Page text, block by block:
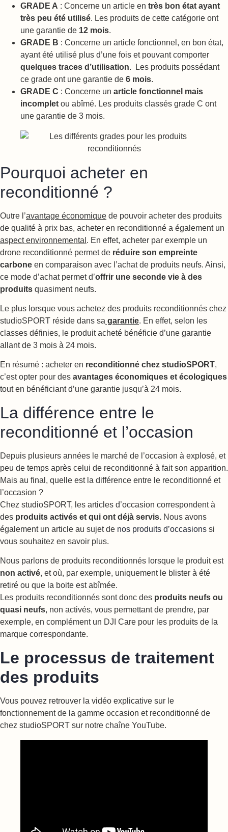
GRADE A : Concerne un article en très bon état ayant
très peu été utilisé. Les produits de cette catégorie ont
une garantie de 12 mois.
GRADE B : Concerne un article fonctionnel, en bon état,
ayant été utilisé plus d’une fois et pouvant comporter
quelques traces d’utilisation. Les produits possédant
ce grade ont une garantie de 6 mois.
GRADE C : Concerne un article fonctionnel mais
incomplet ou abîmé. Les produits classés grade C ont
une garantie de 3 mois.
Pourquoi acheter en
reconditionné ?
Outre l’avantage économique de pouvoir acheter des produits
de qualité à prix bas, acheter en reconditionné a également un
aspect environnemental . En effet, acheter par exemple un
drone reconditionné permet de réduire son empreinte
carbone en comparaison avec l’achat de produits neufs. Ainsi,
ce mode d’achat permet d’offrir une seconde vie à des
produits quasiment neufs.
Le plus lorsque vous achetez des produits reconditionnés chez
studioSPORT réside dans sa garantie. En effet, selon les
classes définies, le produit acheté bénéficie d’une garantie
allant de 3 mois à 24 mois.
En résumé : acheter en reconditionné chez studioSPORT,
c’est opter pour des avantages économiques et écologiques
tout en bénéficiant d’une garantie jusqu’à 24 mois.
La différence entre le
reconditionné et l’occasion
Depuis plusieurs années le marché de l’occasion à explosé, et
peu de temps après celui de reconditionné à fait son apparition.
Mais au final, quelle est la différence entre le reconditionné et
l’occasion ?
Chez studioSPORT, les articles d’occasion correspondent à
des produits activés et qui ont déjà servis. Nous avons
également un article au sujet de nos produits d’occasions si
vous souhaitez en savoir plus.
Nous parlons de produits reconditionnés lorsque le produit est
non activé, et où, par exemple, uniquement le blister à été
retiré ou que la boite est abîmée.
Les produits reconditionnés sont donc des produits neufs ou
quasi neufs, non activés, vous permettant de prendre, par
exemple, en complément un DJI Care pour les produits de la
marque correspondante.
Le processus de traitement
des produits
Vous pouvez retrouver la vidéo explicative sur le
fonctionnement de la gamme occasion et reconditionné de
chez studioSPORT sur notre chaîne YouTube.